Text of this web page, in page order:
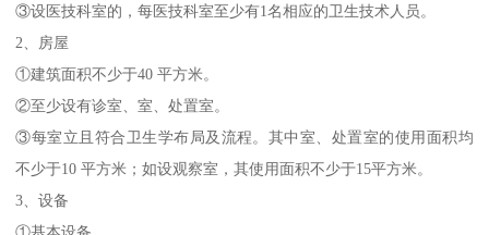
③设医技科室的，每医技科室至少有1名相应的卫生技术人员。
2、房屋
①建筑面积不少于40 平方米。
②至少设有诊室、室、处置室。
③每室立且符合卫生学布局及流程。其中室、处置室的使用面积均
不少于10 平方米；如设观察室，其使用面积不少于15平方米。
3、设备
①基本设备。